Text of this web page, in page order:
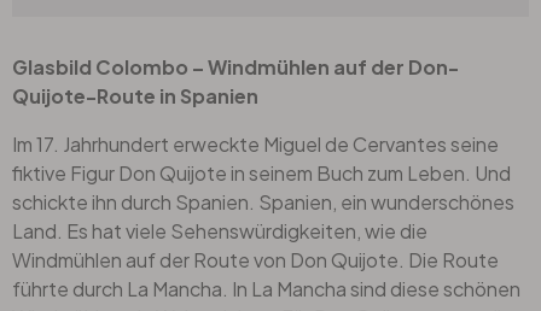
Glasbild Colombo – Windmühlen auf der Don-
Quijote-Route in Spanien
Im 17. Jahrhundert erweckte Miguel de Cervantes seine
fiktive Figur Don Quijote in seinem Buch zum Leben. Und
schickte ihn durch Spanien. Spanien, ein wunderschönes
Land. Es hat viele Sehenswürdigkeiten, wie die
Windmühlen auf der Route von Don Quijote. Die Route
führte durch La Mancha. In La Mancha sind diese schönen